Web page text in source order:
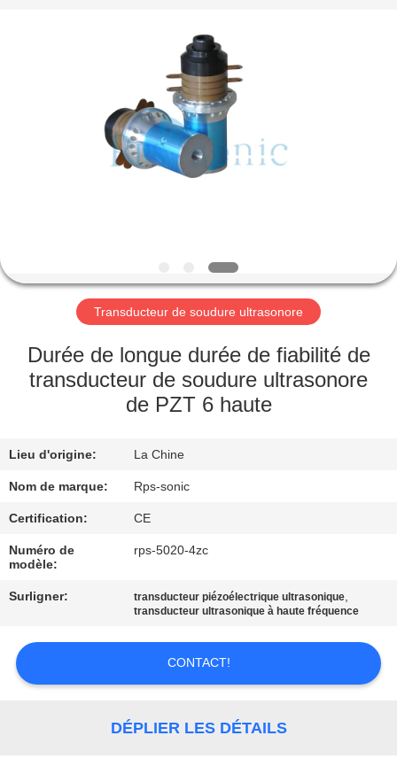
PRODUITS
DE
NOUS
VISITE
D'USINE
DE
QUALITÉ
CONTACTEZ-
NOUS
CAS
Transducteur de soudure ultrasonore
Durée de longue durée de fiabilité de
transducteur de soudure ultrasonore
de PZT 6 haute
Lieu d'origine: La Chine
Nom de marque: Rps-sonic
Certification: CE
Numéro de
modèle:
rps-5020-4zc
Surligner: transducteur piézoélectrique ultrasonique,
transducteur ultrasonique à haute fréquence
CONTACT!
DÉPLIER LES DÉTAILS